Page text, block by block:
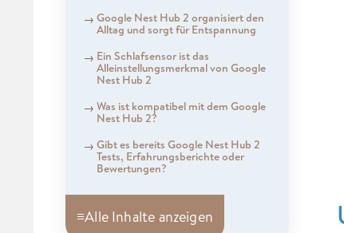
Google Nest Hub 2 organisiert den
Alltag und sorgt für Entspannung
Ein Schlafsensor ist das
Alleinstellungsmerkmal von Google
Nest Hub 2
Was ist kompatibel mit dem Google
Nest Hub 2?
Gibt es bereits Google Nest Hub 2
Tests, Erfahrungsberichte oder
Bewertungen?
≡Alle Inhalte anzeigen